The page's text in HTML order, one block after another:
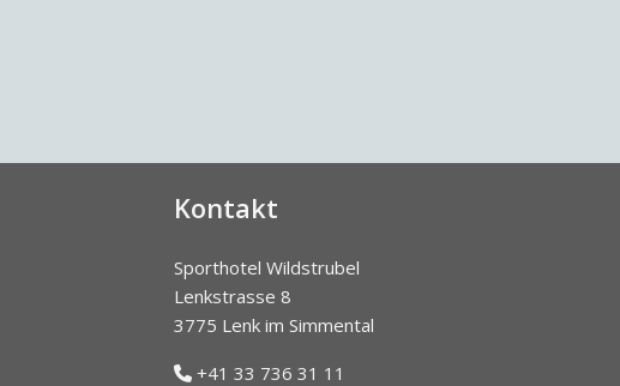
Kontakt
Sporthotel Wildstrubel
Lenkstrasse 8
3775 Lenk im Simmental
+41 33 736 31 11